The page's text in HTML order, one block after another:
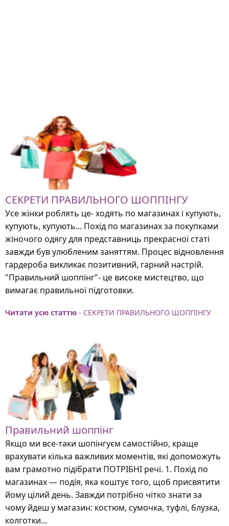
СЕКРЕТИ ПРАВИЛЬНОГО ШОППІНГУ
Усе жінки роблять це- ходять по магазинах і купують,
купують, купують... Похід по магазинах за покупками
жіночого одягу для представниць прекрасної статі
завжди був улюбленим заняттям. Процес відновлення
гардероба викликає позитивний, гарний настрій.
"Правильний шоппінг"- це високе мистецтво, що
вимагає правильної підготовки.
Читати усю статтю - СЕКРЕТИ ПРАВИЛЬНОГО ШОППІНГУ
Правильний шоппінг
Якщо ми все-таки шопінгуєм самостійно, краще
врахувати кілька важливих моментів, які допоможуть
вам грамотно підібрати ПОТРІБНІ речі. 1. Похід по
магазинах — подія, яка коштує того, щоб присвятити
йому цілий день. Завжди потрібно чітко знати за
чому йдеш у магазин: костюм, сумочка, туфлі, блузка,
колготки...